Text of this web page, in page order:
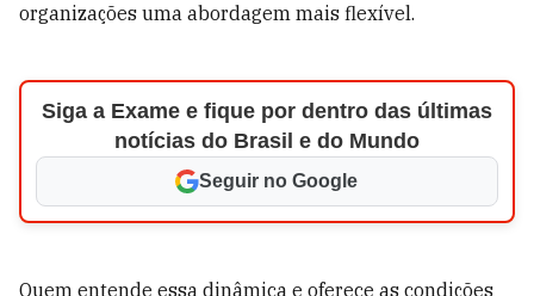
organizações uma abordagem mais flexível.
Siga a Exame e fique por dentro das últimas
notícias do Brasil e do Mundo
Seguir no Google
Quem entende essa dinâmica e oferece as condições